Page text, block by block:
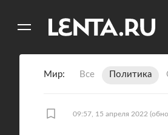
Мир Все Политика
09:57, 15 апреля 2022